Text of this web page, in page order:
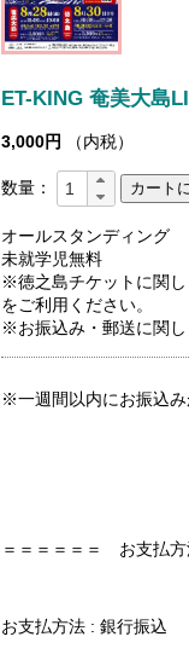
ET-KING 奄美大島
3,000円 （内税）
数量：
オールスタンディング
未就学児無料
※徳之島チケットに関
をご利用ください。
※お振込み・郵送に関し
※一週間以内にお振込
＝＝＝＝＝＝ お支払
お支払方法 : 銀行振込